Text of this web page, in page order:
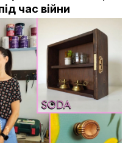
час війни